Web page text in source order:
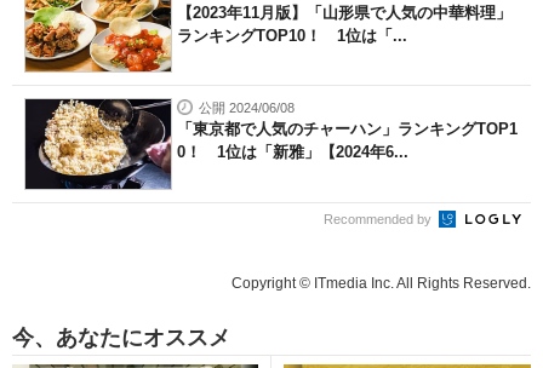
【2023年11月版】「山形県で人気の中華料理」
ランキングTOP10！ 1位は「...
公開 2024/06/08
「東京都で人気のチャーハン」ランキングTOP1
0！ 1位は「新雅」【2024年6...
Recommended by
Copyright © ITmedia Inc. All Rights Reserved.
今、あなたにオススメ